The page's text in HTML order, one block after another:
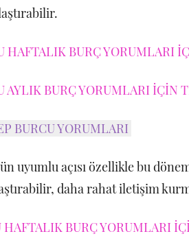
HAFTALIK BURÇ YORUMLARI
AYLIK BURÇ YORUMLARI İÇİN
BURCU YORUMLARI
uyumlu açısı özellikle bu
daha rahat iletişim
HAFTALIK BURÇ YORUMLARI